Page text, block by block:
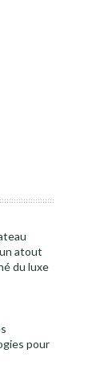
atout
du luxe
pour